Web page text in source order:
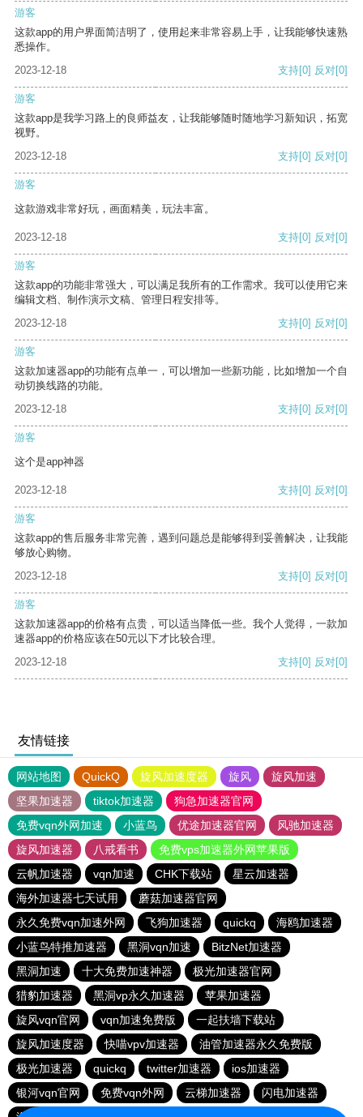
游客
这款app的用户界面简洁明了，使用起来非常容易上手，让我能够快速熟
悉操作。
2023-12-18
支持[0] 反对[0]
游客
这款app是我学习路上的良师益友，让我能够随时随地学习新知识，拓宽
视野。
2023-12-18
支持[0] 反对[0]
游客
这款游戏非常好玩，画面精美，玩法丰富。
2023-12-18 支持[0] 反对[0]
游客
这款app的功能非常强大，可以满足我所有的工作需求。我可以使用它来
编辑文档、制作演示文稿、管理日程安排等。
2023-12-18
支持[0] 反对[0]
游客
这款加速器app的功能有点单一，可以增加一些新功能，比如增加一个自
动切换线路的功能。
2023-12-18
支持[0] 反对[0]
游客
这个是app神器
2023-12-18 支持[0] 反对[0]
游客
这款app的售后服务非常完善，遇到问题总是能够得到妥善解决，让我能
够放心购物。
2023-12-18
支持[0] 反对[0]
游客
这款加速器app的价格有点贵，可以适当降低一些。我个人觉得，一款加
速器app的价格应该在50元以下才比较合理。
2023-12-18
支持[0] 反对[0]
友情链接
网站地图 QuickQ 旋风加速度器 旋风
旋风加速
坚果加速器
tiktok加速器
狗急加速器官网
免费vqn外网加速
小蓝鸟 优途加速器官网
风驰加速器
旋风加速器
八戒看书
免费vps加速器外网苹果版
云帆加速器
vqn加速 CHK下载站
星云加速器
海外加速器七天试用
蘑菇加速器官网
永久免费vqn加速外网
飞狗加速器 quickq
海鸥加速器
小蓝鸟特推加速器
黑洞vqn加速
BitzNet加速器
黑洞加速
十大免费加速神器
极光加速器官网
猎豹加速器
黑洞vp永久加速器
苹果加速器
旋风vqn官网
vqn加速免费版
一起扶墙下载站
旋风加速度器
快喵vpv加速器
油管加速器永久免费版
极光加速器
quickq twitter加速器
ios加速器
银河vqn官网
免费vqn外网 云梯加速器
闪电加速器